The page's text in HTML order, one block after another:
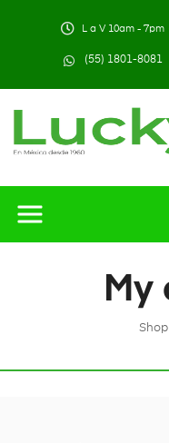
L a V 10am - 7pm
(55) 1801-8081
Shop
My